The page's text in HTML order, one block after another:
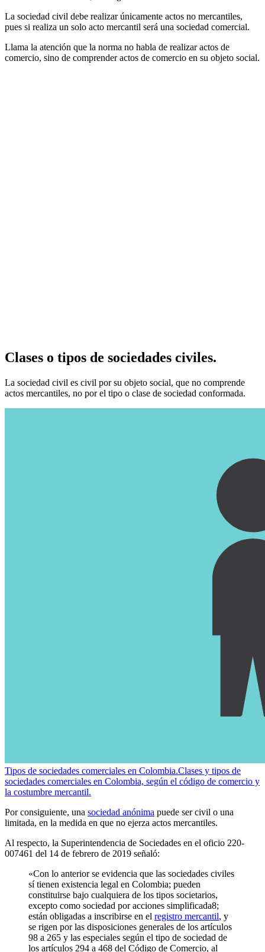
La sociedad civil debe realizar únicamente actos no mercantiles,
pues si realiza un solo acto mercantil será una sociedad comercial.
Llama la atención que la norma no habla de realizar actos de
comercio, sino de comprender actos de comercio en su objeto social.
Clases o tipos de sociedades civiles.
La sociedad civil es civil por su objeto social, que no comprende
actos mercantiles, no por el tipo o clase de sociedad conformada.
Tipos de sociedades comerciales en Colombia.Clases y tipos de
sociedades comerciales en Colombia, según el código de comercio y
la costumbre mercantil.
Por consiguiente, una sociedad anónima puede ser civil o una
limitada, en la medida en que no ejerza actos mercantiles.
Al respecto, la Superintendencia de Sociedades en el oficio 220-
007461 del 14 de febrero de 2019 señaló:
«Con lo anterior se evidencia que las sociedades civiles
sí tienen existencia legal en Colombia; pueden
constituirse bajo cualquiera de los tipos societarios,
excepto como sociedad por acciones simplificada8;
están obligadas a inscribirse en el registro mercantil, y
se rigen por las disposiciones generales de los artículos
98 a 265 y las especiales según el tipo de sociedad de
los artículos 294 a 468 del Código de Comercio, al